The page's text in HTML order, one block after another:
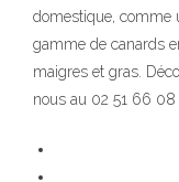
domestique, comme
gamme de canards
maigres et gras.
nous au 02 51 66 08